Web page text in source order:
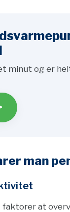
minut og er
man
at